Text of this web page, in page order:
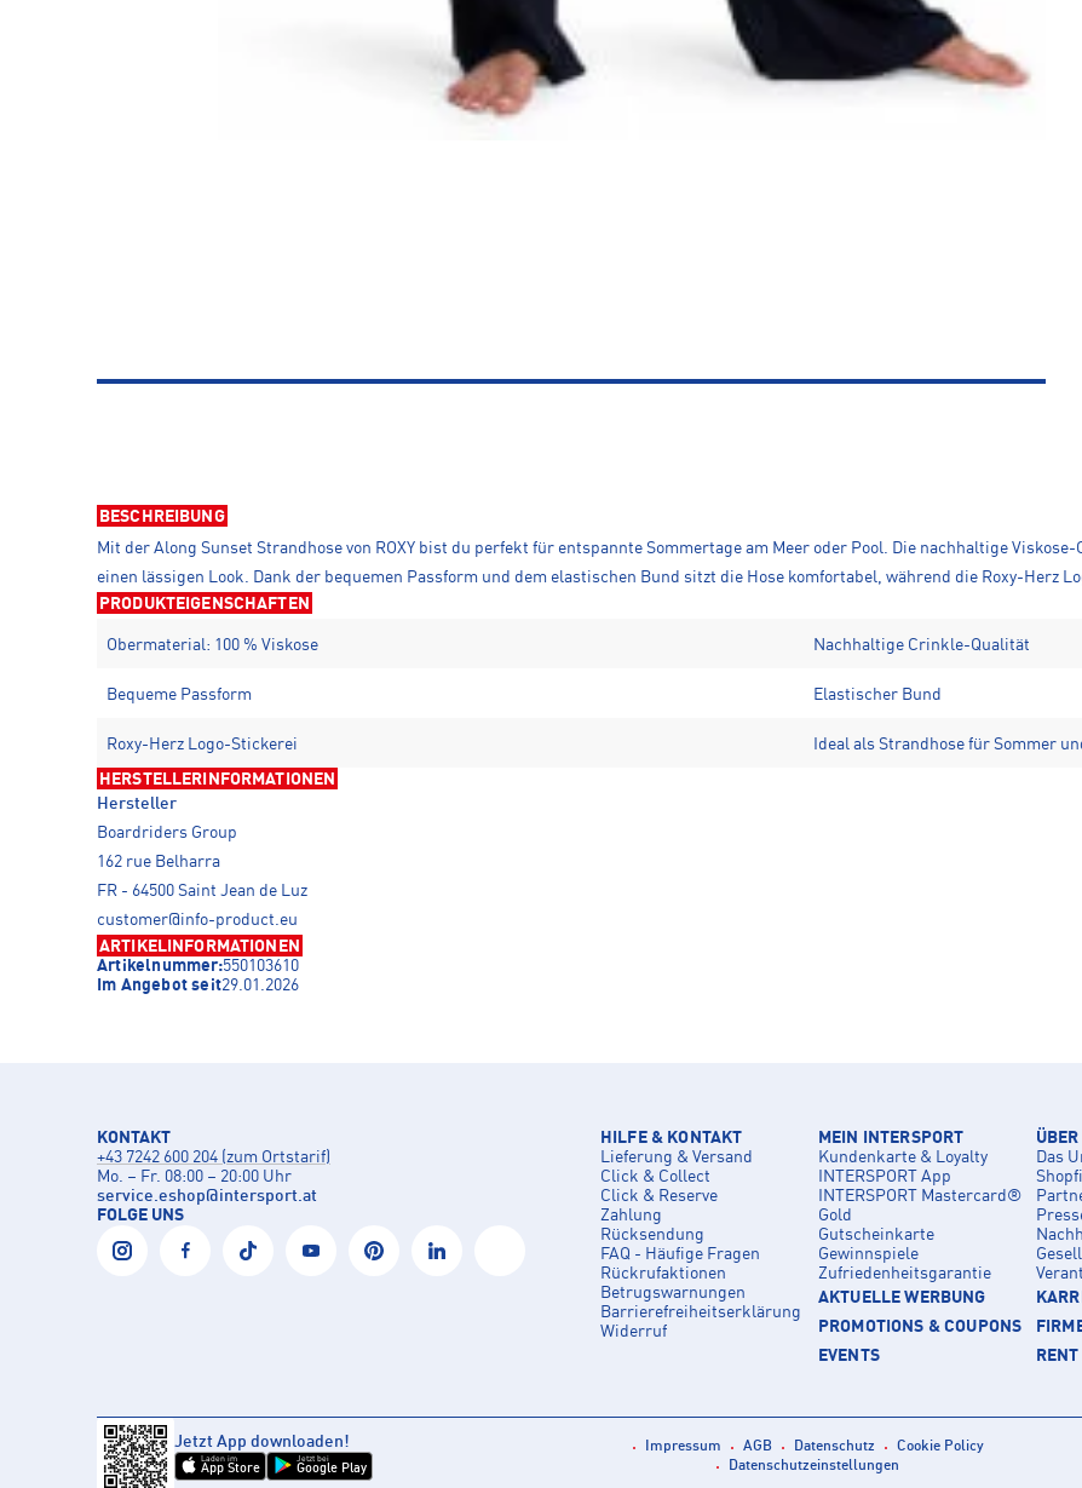
BESCHREIBUNG
Mit der Along Sunset Strandhose von ROXY bist du perfekt für entspannte Sommertage am Meer oder Pool. Die nachhaltige
einen lässigen Look. Dank der bequemen Passform und dem elastischen Bund sitzt die Hose komfortabel, während die Roxy-Herz
PRODUKTEIGENSCHAFTEN
Obermaterial: 100 % Viskose Nachhaltige Crinkle-Qualität
Bequeme Passform Elastischer Bund
Roxy-Herz Logo-Stickerei Ideal als Strandhose für Sommer
HERSTELLERINFORMATIONEN
Hersteller
Boardriders Group
162 rue Belharra
FR - 64500 Saint Jean de Luz
customer@info-product.eu
ARTIKELINFORMATIONEN
Artikelnummer:550103610
Im Angebot seit29.01.2026
KONTAKT
+43 7242 600 204 (zum Ortstarif)
Mo. – Fr. 08:00 – 20:00 Uhr
service.eshop@intersport.at
FOLGE UNS
HILFE & KONTAKT
Lieferung & Versand
Click & Collect
Click & Reserve
Zahlung
Rücksendung
FAQ - Häufige Fragen
Rückrufaktionen
Betrugswarnungen
Barrierefreiheitserklärung
Widerruf
MEIN INTERSPORT
Kundenkarte & Loyalty
INTERSPORT App
INTERSPORT Mastercard®
Gold
Gutscheinkarte
Gewinnspiele
Zufriedenheitsgarantie
AKTUELLE WERBUNG
PROMOTIONS & COUPONS
EVENTS
Das
Jetzt App downloaden!
Laden im
App Store
Jetzt bei
Google Play
Impressum AGB Datenschutz
Cookie Policy
Datenschutzeinstellungen